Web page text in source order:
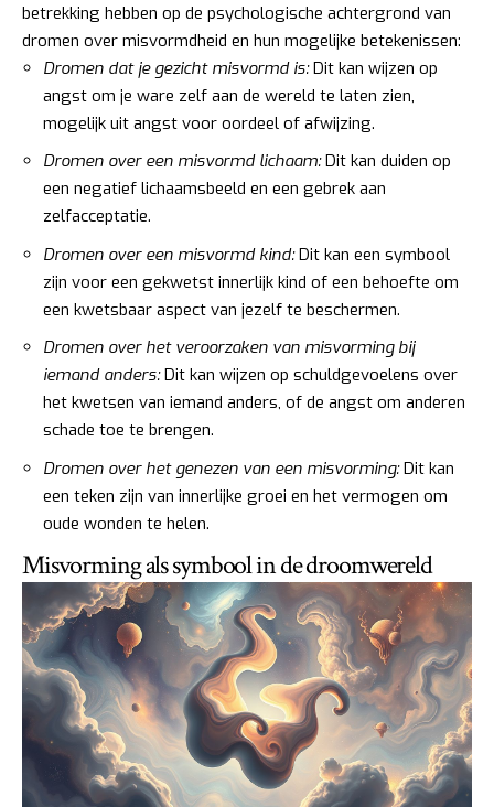
betrekking hebben op de psychologische achtergrond van
dromen over misvormdheid en hun mogelijke betekenissen:
Dromen dat je gezicht misvormd is:Dit kan wijzen op
angst om je ware zelf aan de wereld te laten zien,
mogelijk uit angst voor oordeel of afwijzing.
Dromen over een misvormd lichaam:Dit kan duiden op
een negatief lichaamsbeeld en een gebrek aan
zelfacceptatie.
Dromen over een misvormd kind:Dit kan een symbool
zijn voor een gekwetst innerlijk kind of een behoefte om
een kwetsbaar aspect van jezelf te beschermen.
Dromen over het veroorzaken van misvorming bij
iemand anders:Dit kan wijzen op schuldgevoelens over
het kwetsen van iemand anders, of de angst om anderen
schade toe te brengen.
Dromen over het genezen van een misvorming:Dit kan
een teken zijn van innerlijke groei en het vermogen om
oude wonden te helen.
Misvorming als symbool in de droomwereld